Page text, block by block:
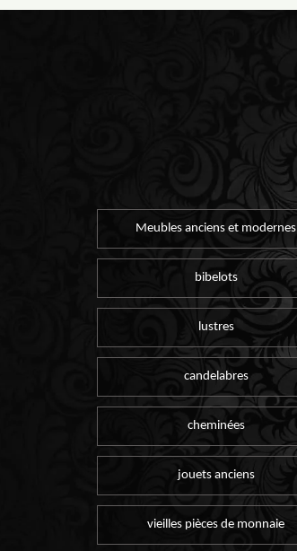
Meubles anciens et modernes
bibelots
lustres
candelabres
cheminées
jouets anciens
vieilles pièces de monnaie